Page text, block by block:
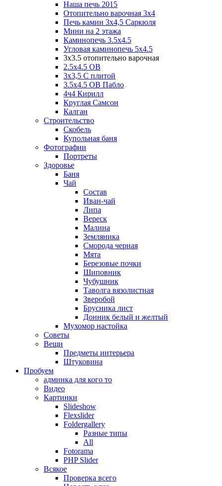
Наша печь 2015
Отопительно варочная 3х4
Печь камин 3х4,5 Саркюля
Мини на 2 этажа
Каминопечь 3.5х4.5
Угловая каминопечь 5х4.5
3х3.5 отопительно варочная
2.5х4.5 ОВ
3х3,5 C плитой
3.5х4.5 ОВ Пабло
4ч4 Кирилл
Круглая Самсон
Калган
Строительство
Скобель
Купольная баня
Фотографии
Портреты
Здоровье
Баня
Чай
Состав
Иван-чай
Липа
Вереск
Малина
Земляника
Сморода черная
Мята
Березовые почки
Шиповник
Чубушник
Таволга вязолистная
Зверобой
Брусника лист
Донник белый и желтый
Мухомор настойка
Советы
Вещи
Предметы интерьера
Штуковина
Пробуем
админка для кого то
Видео
Картинки
Slideshow
Flexslider
Foldergallery
Разные типы
All
Fotorama
PHP Slider
Всякое
Проверка всего